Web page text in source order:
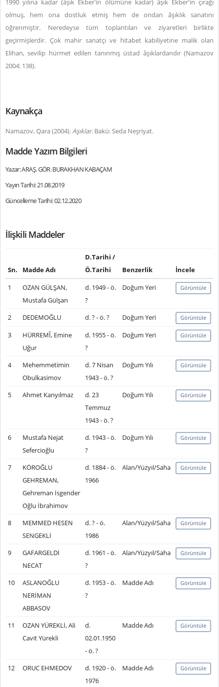
1990 yılına kadar (âşık Ekber'in ölümüne kadar) âşık Ekber'in çırağı
olmuş, hem ona dostluk etmiş hem de ondan âşıklık sanatını
öğrenmiştir. Neredeyse tüm toplantıları ve ziyaretleri birlikte
geçirmişlerdir. Çok mahir sanatçı ve hitabet kabiliyetine malik olan
Elihan, sevilip hürmet edilen tanınmış üstad âşıklardandır (Namazov
2004: 138).
Kaynakça
Namazov, Qara (2004).Aşıklar. Bakü: Seda Neşriyat.
Madde Yazım Bilgileri
Yazar: ARAŞ. GÖR. BURAKHAN KABAÇAM
Yayın Tarihi: 21.08.2019
Güncelleme Tarihi: 02.12.2020
İlişkili Maddeler
Sn. Madde Adı
D.Tarihi /
Ö.Tarihi
Benzerlik
İncele
1
OZAN GÜLŞAN,
Mustafa Gülşan
d. 1949 - ö.
?
Doğum Yeri Görüntüle
2 DEDEMOĞLU d. ? - ö. ? Doğum Yeri Görüntüle
3
HÜRREMÎ, Emine
Uğur
d. 1955 - ö.
?
Doğum Yeri Görüntüle
4
Mehemmetimin
Obulkasimov
d. 7 Nisan
1943 - ö. ?
Doğum Yılı Görüntüle
5 Ahmet Kanyılmaz
d. 23
Temmuz
1943 - ö. ?
Doğum Yılı Görüntüle
6
Mustafa Nejat
Sefercioğlu
d. 1943 - ö.
?
Doğum Yılı Görüntüle
7
KÖROĞLU
GEHREMAN,
Gehreman İsgender
Oğlu İbrahimov
d. 1884 - ö.
1966
Alan/Yüzyıl/Saha Görüntüle
8
MEMMED HESEN
SENGEKLİ
d. ? - ö.
1986
Alan/Yüzyıl/Saha Görüntüle
9
GAFARGELDİ
NECAT
d. 1961 - ö.
?
Alan/Yüzyıl/Saha Görüntüle
10
ASLANOĞLU
NERİMAN
ABBASOV
d. 1953 - ö.
?
Madde Adı Görüntüle
11
OZAN YÜREKLİ, Ali
Cavit Yürekli
d.
02.01.1950
- ö. ?
Madde Adı Görüntüle
12 ORUC EHMEDOV
d. 1920 - ö.
1976
Madde Adı Görüntüle